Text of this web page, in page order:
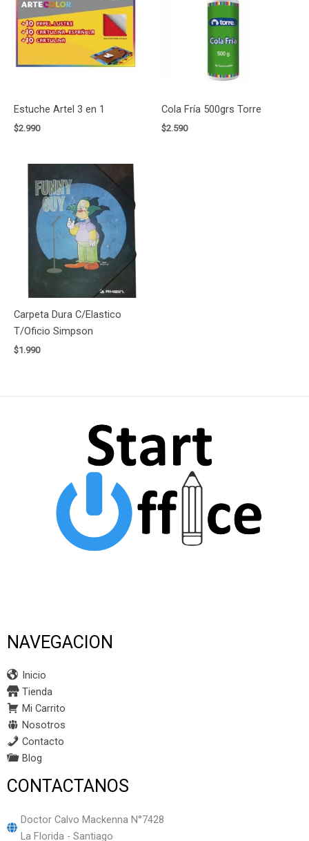
Estuche Artel 3 en 1
$2.990
Cola Fría 500grs Torre
$2.590
Carpeta Dura C/Elastico
T/Oficio Simpson
$1.990
NAVEGACION
Inicio
Tienda
Mi Carrito
Nosotros
Contacto
Blog
CONTACTANOS
Doctor Calvo Mackenna N°7428
La Florida - Santiago